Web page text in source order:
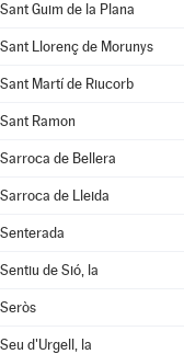
Sant Guim de la Plana
Sant Llorenç de Morunys
Sant Martí de Riucorb
Sant Ramon
Sarroca de Bellera
Sarroca de Lleida
Senterada
Sentiu de Sió, la
Seròs
Seu d'Urgell, la